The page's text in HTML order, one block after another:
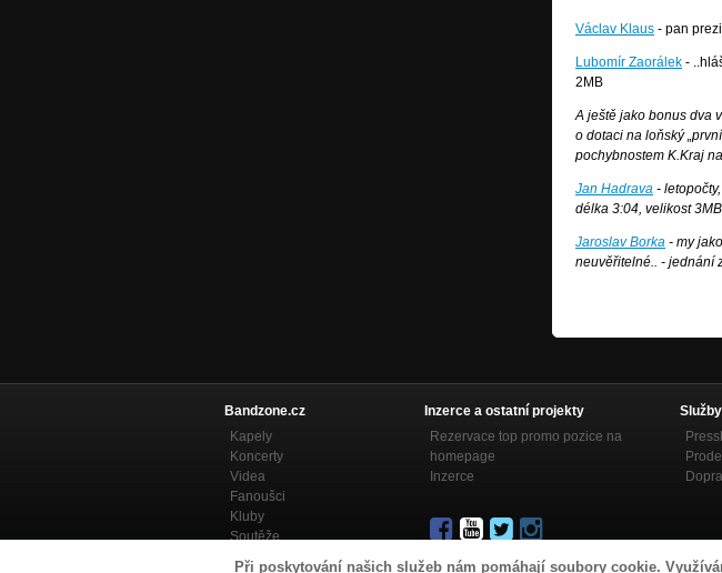
Při poskytování našich služeb nám pomáhají soubory cookie.
Václav Klaus - pan
Lubomír Zaorálek -
2MB
A ještě jako bonus dva
o dotaci na loňský
pochybnostem K.Kraj
Jan Hadrava -
délka 3:04, velikost 3MB
Jaroslav Borka - my
neuvěřitelné.. - jednání
Bandzone.cz
Kapely
Koncerty
Videa
Fanoušci
Kluby
Soutěže
Bandzone.cz blog
Inzerce a ostatní projekty
Rezervace top promo pozice na
homepage
Inzerce